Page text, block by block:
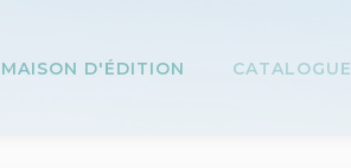
MAISON D'ÉDITION CATALOGUE